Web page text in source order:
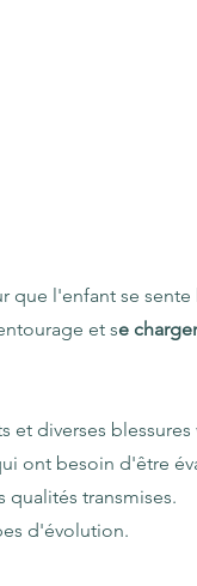
que l'enfant se
et se
diverses blessures
ont besoin d'être
qualités transmises.
d'évolution.